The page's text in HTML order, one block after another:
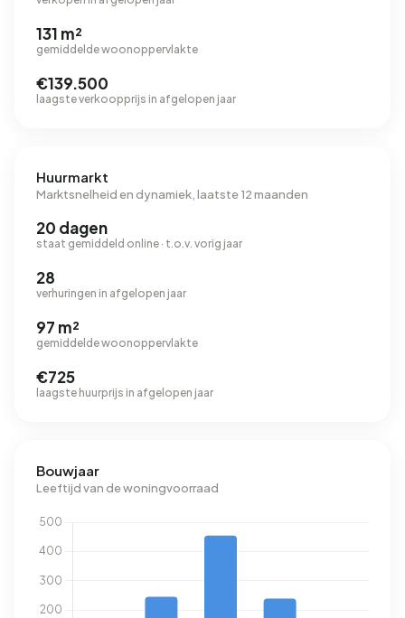
131 m²
gemiddelde woonoppervlakte
€139.500
laagste verkoopprijs in afgelopen jaar
Huurmarkt
Marktsnelheid en dynamiek, laatste 12 maanden
20 dagen
staat gemiddeld online · t.o.v. vorig jaar
28
verhuringen in afgelopen jaar
97 m²
gemiddelde woonoppervlakte
€725
laagste huurprijs in afgelopen jaar
Bouwjaar
Leeftijd van de woningvoorraad